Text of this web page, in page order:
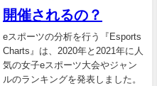
開催されるの？
eスポーツの分析を行う『Esports
Charts』は、2020年と2021年に人
気の女子eスポーツ大会やジャン
ルのランキングを発表しました。